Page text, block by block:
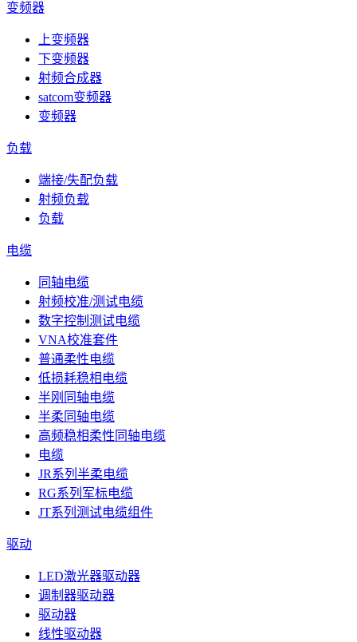
变频器
上变频器
下变频器
射频合成器
satcom变频器
变频器
负载
端接/失配负载
射频负载
负载
电缆
同轴电缆
射频校准/测试电缆
数字控制测试电缆
VNA校准套件
普通柔性电缆
低损耗稳相电缆
半刚同轴电缆
半柔同轴电缆
高频稳相柔性同轴电缆
电缆
JR系列半柔电缆
RG系列军标电缆
JT系列测试电缆组件
驱动
LED激光器驱动器
调制器驱动器
驱动器
线性驱动器